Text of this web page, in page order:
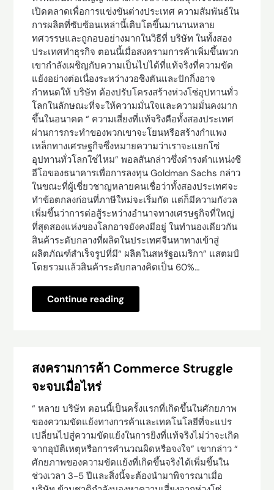
เปิดตลาดเพื่อการแข่งขันต่างประเทศ ความสัมพันธ์ใน
การผลิตที่ซับซ้อนเหล่านี้เติบโตขึ้นมานานหลาย
ทศวรรษและถูกอบอย่างมากในวิธีที่ บริษัท ในทั้งสอง
ประเทศทำธุรกิจ ตอนนี้เมื่อสงครามการค้าเพิ่มขึ้นพวก
เขากำลังเผชิญกับความเป็นไปได้ที่แท้จริงที่ความขัด
แย้งอย่างต่อเนื่องระหว่างวอชิงตันและปักกิ่งอาจ
กำหนดให้ บริษัท ต้องปรับโครงสร้างห่วงโซ่อุปทานทั่ว
โลกในลักษณะที่จะให้ความมั่นใจและความมั่นคงมาก
ขึ้นในอนาคต “ ความเสี่ยงที่แท้จริงคือทั้งสองประเทศ
ผ่านการกระทำของพวกเขาจะโยนหรือสร้างกำแพง
เหล็กทางเศรษฐกิจซึ่งหมายความว่าเราจะแยกโซ่
อุปทานทั่วโลกใช่ไหม” พอลสันกล่าวซึ่งดำรงตำแหน่งซี
อีโอของธนาคารเพื่อการลงทุน Goldman Sachs กล่าว
ในขณะที่ผู้เชี่ยวชาญหลายคนเชื่อว่าทั้งสองประเทศจะ
ทำข้อตกลงก่อนที่ภาษีใหม่จะเริ่มกัด แต่ก็มีความกังวล
เพิ่มขึ้นว่าการต่อสู้ระหว่างอำนาจทางเศรษฐกิจที่ใหญ่
ที่สุดสองแห่งของโลกอาจยังคงมีอยู่ ในทำนองเดียวกัน
สินค้าระดับกลางที่ผลิตในประเทศจีนหาทางเข้าสู่
ผลิตภัณฑ์สำเร็จรูปที่มี“ ผลิตในสหรัฐอเมริกา” แสตมป์
โดยรวมแล้วสินค้าระดับกลางคิดเป็น 60%…
Continue reading
สงครามการค้า Commerce Struggle
จะจบเมื่อไหร่
“ หลาย บริษัท ตอนนี้เป็นครั้งแรกที่เกิดขึ้นในศักยภาพ
ของความขัดแย้งทางการค้าและเทคโนโลยีที่จะแปร
เปลี่ยนไปสู่ความขัดแย้งในการยิงที่แท้จริงไม่ว่าจะเกิด
จากอุบัติเหตุหรือการคำนวณผิดหรือจงใจ” เขากล่าว “
ศักยภาพของความขัดแย้งที่เกิดขึ้นจริงได้เพิ่มขึ้นใน
ช่วงเวลา 3-5 ปีและสิ่งนี้จะต้องนำมาพิจารณาเมื่อ